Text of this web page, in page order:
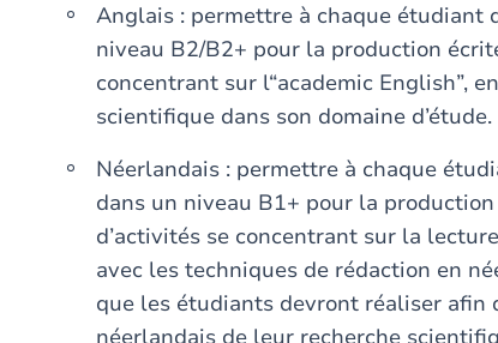
Anglais : permettre à chaque étudiant
niveau B2/B2+ pour la production
concentrant sur l“academic English”,
scientifique dans son domaine d’étude.
Néerlandais : permettre à chaque
dans un niveau B1+ pour la
d’activités se concentrant sur la
avec les techniques de rédaction en
que les étudiants devront réaliser afin
néerlandais de leur recherche